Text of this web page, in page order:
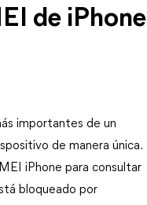
de iPhone
importantes de un
de manera única.
iPhone para consultar
bloqueado por